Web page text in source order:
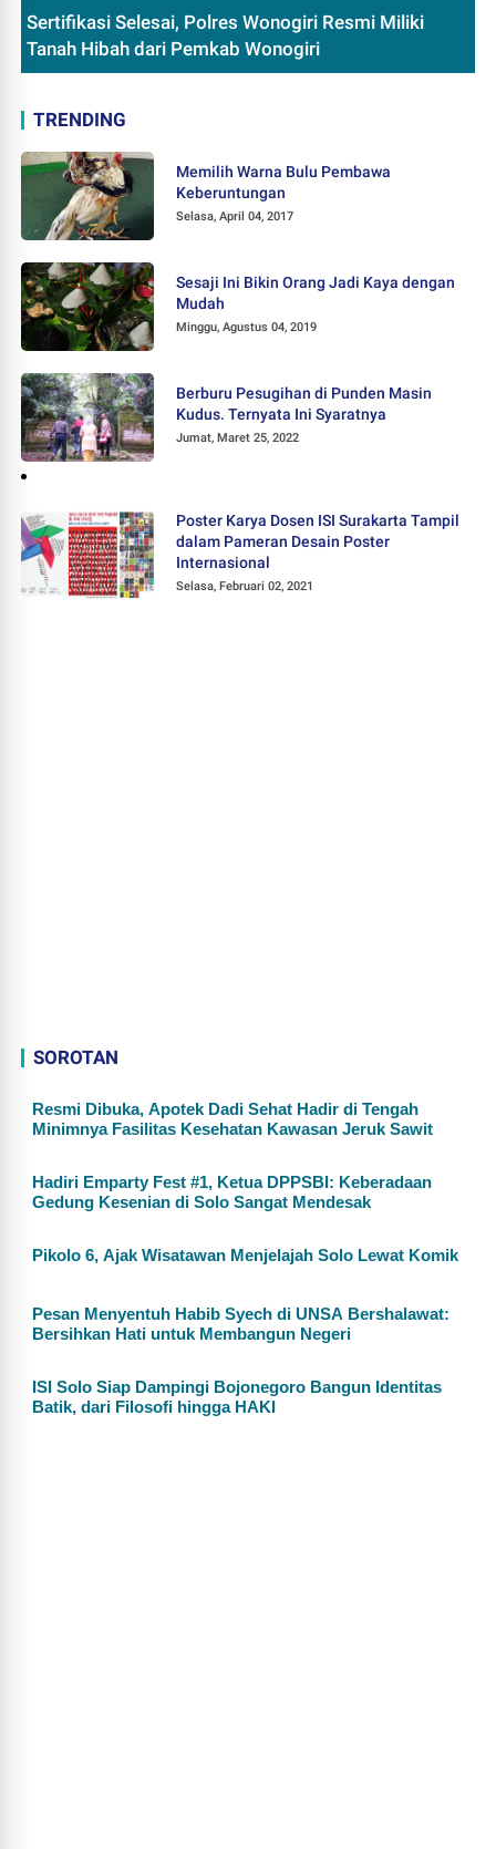
Sertifikasi Selesai, Polres Wonogiri Resmi Miliki
Tanah Hibah dari Pemkab Wonogiri
TRENDING
Memilih Warna Bulu Pembawa
Keberuntungan
Selasa, April 04, 2017
Sesaji Ini Bikin Orang Jadi Kaya dengan
Mudah
Minggu, Agustus 04, 2019
Berburu Pesugihan di Punden Masin
Kudus. Ternyata Ini Syaratnya
Jumat, Maret 25, 2022
Poster Karya Dosen ISI Surakarta Tampil
dalam Pameran Desain Poster
Internasional
Selasa, Februari 02, 2021
SOROTAN
Resmi Dibuka, Apotek Dadi Sehat Hadir di Tengah
Minimnya Fasilitas Kesehatan Kawasan Jeruk Sawit
Hadiri Emparty Fest #1, Ketua DPPSBI: Keberadaan
Gedung Kesenian di Solo Sangat Mendesak
Pikolo 6, Ajak Wisatawan Menjelajah Solo Lewat Komik
Pesan Menyentuh Habib Syech di UNSA Bershalawat:
Bersihkan Hati untuk Membangun Negeri
ISI Solo Siap Dampingi Bojonegoro Bangun Identitas
Batik, dari Filosofi hingga HAKI